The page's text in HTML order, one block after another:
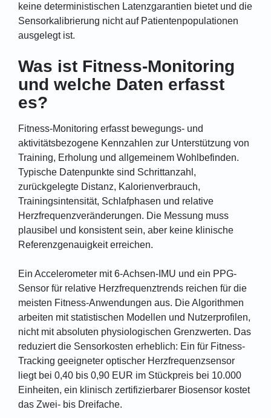
keine deterministischen Latenzgarantien bietet und die
Sensorkalibrierung nicht auf Patientenpopulationen
ausgelegt ist.
Was ist Fitness-Monitoring
und welche Daten erfasst
es?
Fitness-Monitoring erfasst bewegungs- und
aktivitätsbezogene Kennzahlen zur Unterstützung von
Training, Erholung und allgemeinem Wohlbefinden.
Typische Datenpunkte sind Schrittanzahl,
zurückgelegte Distanz, Kalorienverbrauch,
Trainingsintensität, Schlafphasen und relative
Herzfrequenzveränderungen. Die Messung muss
plausibel und konsistent sein, aber keine klinische
Referenzgenauigkeit erreichen.
Ein Accelerometer mit 6-Achsen-IMU und ein PPG-
Sensor für relative Herzfrequenztrends reichen für die
meisten Fitness-Anwendungen aus. Die Algorithmen
arbeiten mit statistischen Modellen und Nutzerprofilen,
nicht mit absoluten physiologischen Grenzwerten. Das
reduziert die Sensorkosten erheblich: Ein für Fitness-
Tracking geeigneter optischer Herzfrequenzsensor
liegt bei 0,40 bis 0,90 EUR im Stückpreis bei 10.000
Einheiten, ein klinisch zertifizierbarer Biosensor kostet
das Zwei- bis Dreifache.